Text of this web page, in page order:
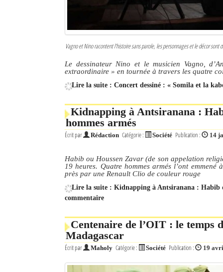
Vagno et Nino racontent l’histoire sans parole, les personnages et le décor
Le dessinateur Nino et le musicien Vagno,
extraordinaire » en tournée à travers les quatre
Lire la suite : Concert dessiné : « Somila et la
Kidnapping à Antsiranana :
hommes armés
Écrit par Rédaction Catégorie : Société Publication : 14
Habib ou Houssen Zavar (de son appelation
19 heures. Quatre hommes armés l’ont
près par une Renault Clio de couleur rouge
Lire la suite : Kidnapping à Antsiranana : Habib
commentaire
Centenaire de l’OIT : le
Madagascar
Écrit par Maholy Catégorie : Société Publication : 19